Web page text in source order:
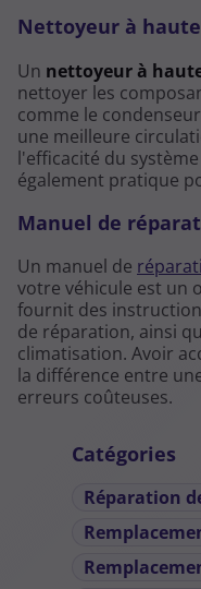
Catégories
Nettoyeur à
Un nettoyeur à
nettoyer les
comme le
une meilleure
l'efficacité du
également pratique
Manuel de
Un manuel de
votre véhicule est un
fournit des
de réparation, ainsi
climatisation. Avoir
la différence entre
erreurs coûteuses.